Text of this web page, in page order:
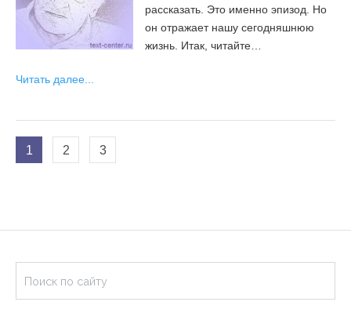
рассказать. Это именно эпизод. Но
он отражает нашу сегодняшнюю
жизнь. Итак, читайте…
Читать далее...
1 2 3